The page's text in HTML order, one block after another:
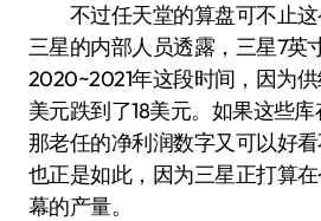
不过任天堂的算盘可不止这
三星的内部人员透露，三星7英
2020~2021年这段时间，因为
美元跌到了18美元。如果这些
那老任的净利润数字又可以好
也正是如此，因为三星正打算
幕的产量。